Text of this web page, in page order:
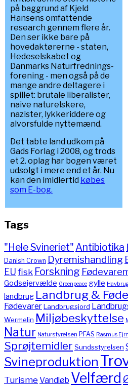
på baggrund af Kjeld
Hansens omfattende
research gennem flere år.
Den ser ikke bare på
hovedaktørerne - staten,
Hedeselskabet og
Danmarks Naturfrednings-
forening - men også på de
mange andre deltagere i
spillet: brutale liberalister,
naive naturelskere,
nazister, lykkeriddere og
alvorsfulde nyttemænd.
Det tabte land udkom på
Gads Forlag i 2008, og trods
et 2. oplag har bogen været
udsolgt i mere end et år. Nu
kan den imidlertid købes
som E-bog.
Tags
"Hele Svineriet" Antibiotika
Danish Crown Dyremishandling
EUfisk Forskning
Godsejervælde Greenpeace gylle
landbrug Landbrug &
FødevarerLandbrugsjord
Wermelin Miljøbeskyttelse
Natur Naturstyrelsen PFAS Rasmus
Sprøjtemidler Sundsstyrelsen
Svineproduktion
TurismeVandløb Velfærd